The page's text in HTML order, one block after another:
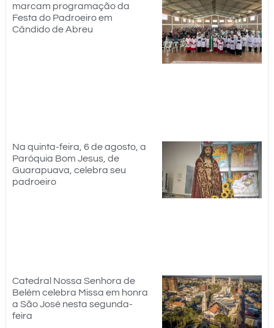
marcam programação da
Festa do Padroeiro em
Cândido de Abreu
Na quinta-feira, 6 de agosto, a
Paróquia Bom Jesus, de
Guarapuava, celebra seu
padroeiro
Catedral Nossa Senhora de
Belém celebra Missa em honra
a São José nesta segunda-
feira